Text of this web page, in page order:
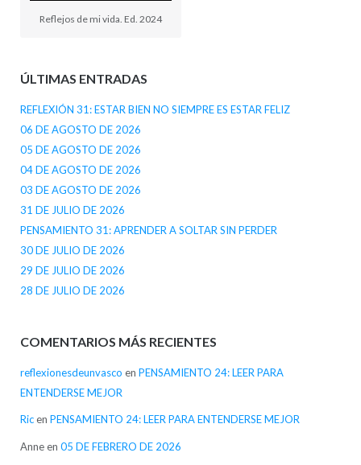
Reflejos de mi vida. Ed. 2024
ÚLTIMAS ENTRADAS
REFLEXIÓN 31: ESTAR BIEN NO SIEMPRE ES ESTAR FELIZ
06 DE AGOSTO DE 2026
05 DE AGOSTO DE 2026
04 DE AGOSTO DE 2026
03 DE AGOSTO DE 2026
31 DE JULIO DE 2026
PENSAMIENTO 31: APRENDER A SOLTAR SIN PERDER
30 DE JULIO DE 2026
29 DE JULIO DE 2026
28 DE JULIO DE 2026
COMENTARIOS MÁS RECIENTES
reflexionesdeunvasco en PENSAMIENTO 24: LEER PARA
ENTENDERSE MEJOR
Ricen PENSAMIENTO 24: LEER PARA ENTENDERSE MEJOR
Anneen 05 DE FEBRERO DE 2026